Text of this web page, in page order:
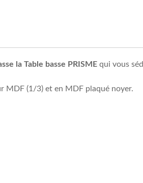
la Table basse PRISME qui vous
MDF (1/3) et en MDF plaqué noyer.